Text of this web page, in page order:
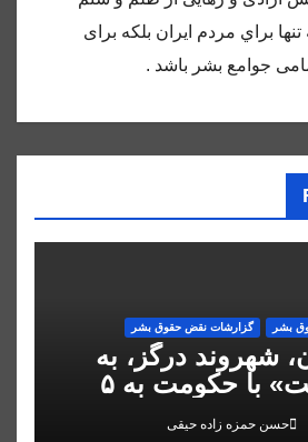
تنها براي مردم ايران بلكه براى
جوامع بشر باشد .
بشر گزارشات نقض حقوق بشر
شهروند درگز، به
دلیل «مخالفت» با حکومت به ۵
شد
حسن حمزه زاده حیقی